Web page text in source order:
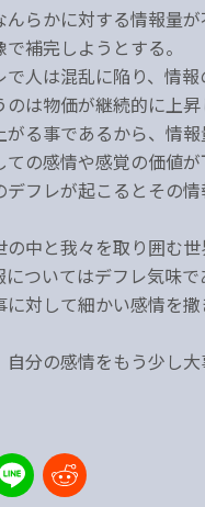
んらかに対する情報量
補完しようとする。
人は混乱に陥り、情
のは物価が継続的に上
がる事であるから、情
の感情や感覚の価値が
フレが起こるとその
の中と我々を取り囲む
ついてはデフレ気味で
に対して細かい感情を
分の感情をもう少し